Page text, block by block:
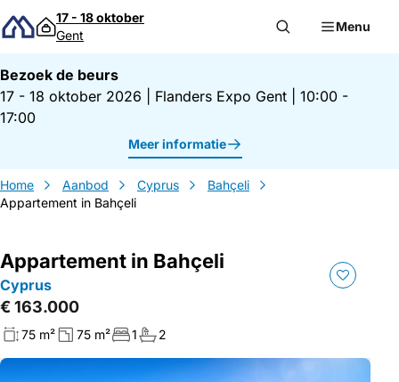
Direct naar inhoud
17 - 18 oktober
Gent
Menu
Bezoek de beurs
17 - 18 oktober 2026
Flanders Expo Gent
10:00 -
17:00
Meer informatie
Home Aanbod Cyprus
Bahçeli
Appartement in Bahçeli
Appartement in Bahçeli
Cyprus
€ 163.000
75 m² 75 m² 1 2